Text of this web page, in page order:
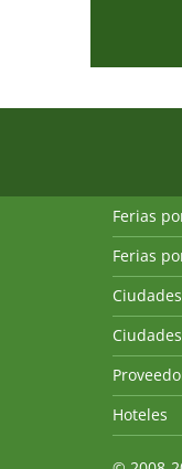
Ferias
Ferias
Hoteles